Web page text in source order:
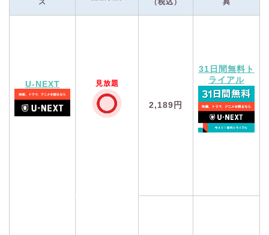
U-NEXT 見放題
2,189円
31日間無料ト
ライアル